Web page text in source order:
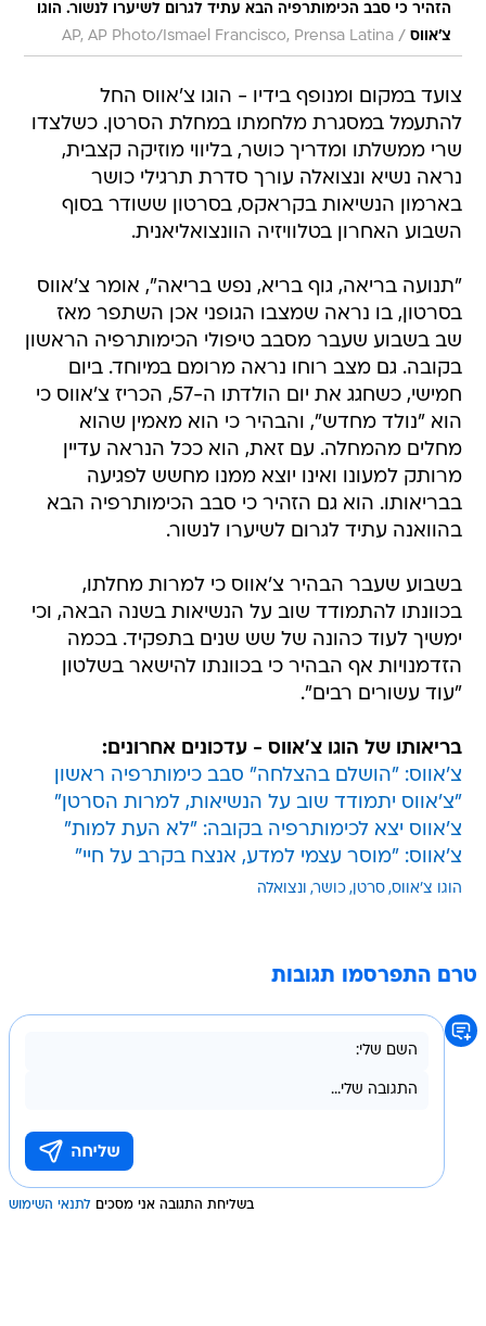
הזהיר כי סבב הכימותרפיה הבא עתיד לגרום לשיערו לנשור. הוגו
צ'אווס /
AP, AP Photo/Ismael Francisco, Prensa Latina
צועד במקום ומנופף בידיו - הוגו צ'אווס החל
להתעמל במסגרת מלחמתו במחלת הסרטן. כשלצדו
שרי ממשלתו ומדריך כושר, בליווי מוזיקה קצבית,
נראה נשיא ונצואלה עורך סדרת תרגילי כושר
בארמון הנשיאות בקראקס, בסרטון ששודר בסוף
השבוע האחרון בטלוויזיה הוונצואליאנית.
"תנועה בריאה, גוף בריא, נפש בריאה", אומר צ'אווס
בסרטון, בו נראה שמצבו הגופני אכן השתפר מאז
שב בשבוע שעבר מסבב טיפולי הכימותרפיה הראשון
בקובה. גם מצב רוחו נראה מרומם במיוחד. ביום
חמישי, כשחגג את יום הולדתו ה-57, הכריז צ'אווס כי
הוא "נולד מחדש", והבהיר כי הוא מאמין שהוא
מחלים מהמחלה. עם זאת, הוא ככל הנראה עדיין
מרותק למעונו ואינו יוצא ממנו מחשש לפגיעה
בבריאותו. הוא גם הזהיר כי סבב הכימותרפיה הבא
בהוואנה עתיד לגרום לשיערו לנשור.
בשבוע שעבר הבהיר צ'אווס כי למרות מחלתו,
בכוונתו להתמודד שוב על הנשיאות בשנה הבאה, וכי
ימשיך לעוד כהונה של שש שנים בתפקיד. בכמה
הזדמנויות אף הבהיר כי בכוונתו להישאר בשלטון
"עוד עשורים רבים".
בריאותו של הוגו צ'אווס - עדכונים אחרונים:
צ'אווס: "הושלם בהצלחה" סבב כימותרפיה ראשון
"צ'אווס יתמודד שוב על הנשיאות, למרות הסרטן"
צ'אווס יצא לכימותרפיה בקובה: "לא העת למות"
צ'אווס: "מוסר עצמי למדע, אנצח בקרב על חיי"
הוגו צ'אווס סרטן כושר ונצואלה
טרם התפרסמו תגובות
בשליחת התגובה אני מסכים לתנאי השימוש